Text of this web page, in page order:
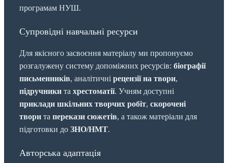
програмам НУШ.
Супровідні навчальні ресурси
Для якісного засвоєння матеріалу ми пропонуємо
розгалужену систему допоміжних ресурсів: біографії
письменників, аналітичні рецензії на твори,
підручники та хрестоматії. Учням доступні
приклади шкільних творчих робіт, скорочені
твори та перекази сюжетів, а також матеріали для
підготовки до ЗНО/НМТ.
Авторська адаптація